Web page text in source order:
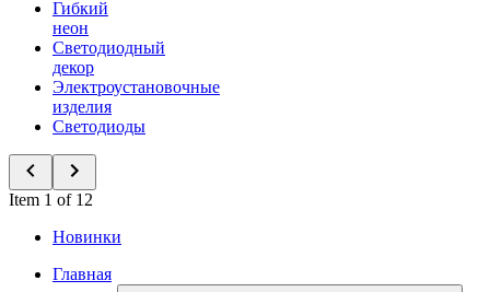
Гибкий
неон
Светодиодный
декор
Электроустановочные
изделия
Светодиоды
Item 1 of 12
Новинки
Главная